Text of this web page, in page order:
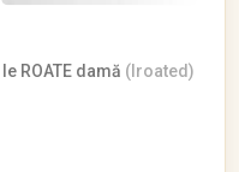
Ie ROATE damă (Iroated)